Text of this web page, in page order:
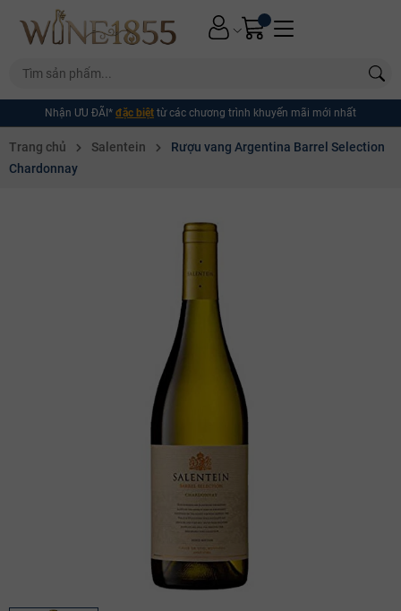
Nhận ƯU ĐÃI* đặc biệt từ các chương trình khuyến mãi mới nhất
Trang chủ Salentein
Rượu vang Argentina Barrel Selection
Chardonnay